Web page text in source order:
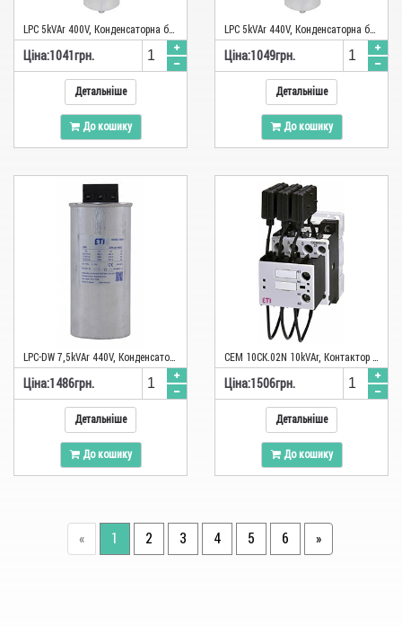
LPC 5kVAr 400V, Конденсаторна батарея ETI
Цiна:1041грн.
Детальніше
До кошику
LPC 5kVAr 440V, Конденсаторна батарея ETI
Цiна:1049грн.
Детальніше
До кошику
LPC-DW 7,5kVAr 440V, Конденсаторна батарея ETI
Цiна:1486грн.
Детальніше
До кошику
CEM 10CK.02N 10kVAr, Контактор для конденсаторних батарей ETI
Цiна:1506грн.
Детальніше
До кошику
« 1 2 3 4 5 6 »